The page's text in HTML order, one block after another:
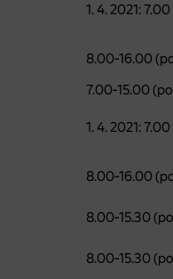
1. 4. 2021:
8.00-16.00
7.00-15.00
1. 4. 2021:
8.00-16.00
8.00-15.30
8.00-15.30